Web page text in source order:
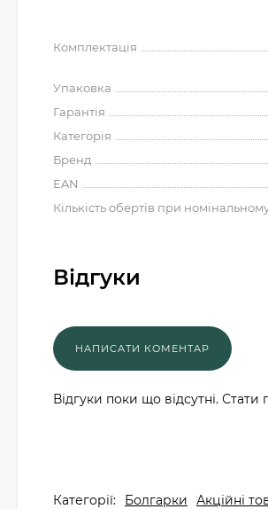
Комплектація
Упаковка
Гарантія
Категорія
Бренд
EAN
Кількість обертів при
Відгуки
Відгуки поки що відсутні.
Категорії: Болгарки Акційні